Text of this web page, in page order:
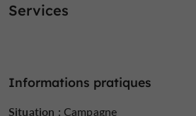
Services
Informations pratiques
Situation : Campagne